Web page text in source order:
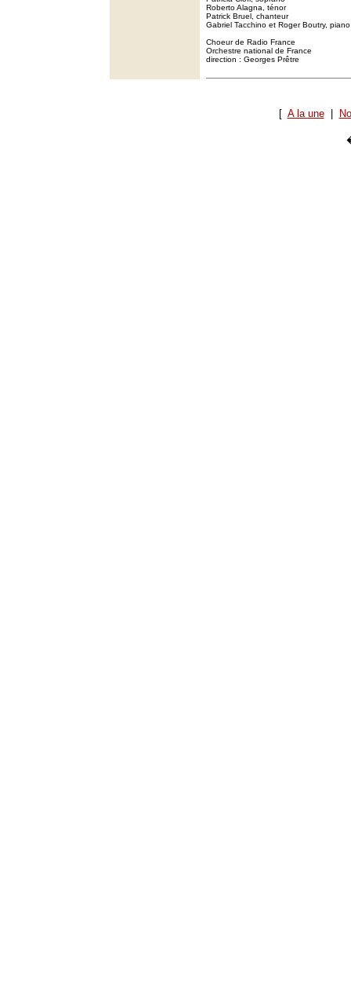
Roberto Alagna, ténor
Patrick Bruel, chanteur
Gabriel Tacchino et Roger Boutry, piano
Choeur de Radio France
Orchestre national de France
direction : Georges Prêtre
[ A la une|